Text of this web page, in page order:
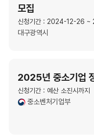
모집
신청기간 : 2024-12-26 ~
대구광역시
2025년 중소기업
신청기간 : 예산 소진시까지
중소벤처기업부